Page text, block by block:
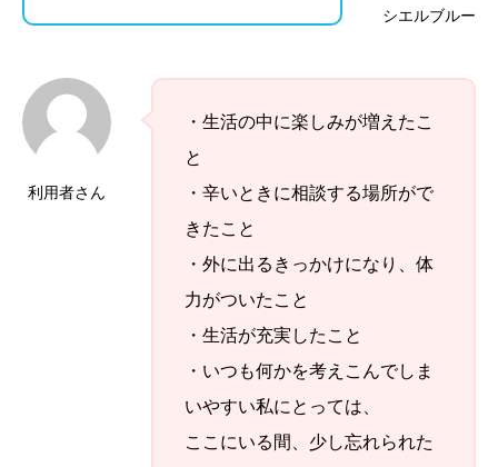
シエルブルー
利用者さん
・生活の中に楽しみが増えたこ
と
・辛いときに相談する場所がで
きたこと
・外に出るきっかけになり、体
力がついたこと
・生活が充実したこと
・いつも何かを考えこんでしま
いやすい私にとっては、
ここにいる間、少し忘れられた